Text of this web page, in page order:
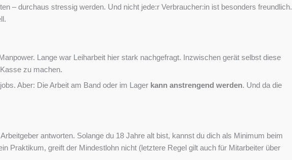
– durchaus stressig werden. Und nicht jede:r Verbraucher:in ist besonders freundlich.
Lange war Leiharbeit hier stark nachgefragt. Inzwischen gerät selbst diese
zu machen.
Aber: Die Arbeit am Band oder im Lager kann anstrengend werden. Und da die
antworten. Solange du 18 Jahre alt bist, kannst du dich als Minimum beim
Praktikum, greift der Mindestlohn nicht (letztere Regel gilt auch für Mitarbeiter über